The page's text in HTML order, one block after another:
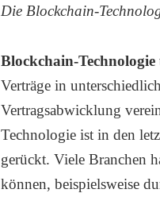
Die Blockchain-
Blockchain-
Verträge in
Vertragsabwicklung
Technologie ist in den
gerückt. Viele Branchen
können, beispielsweise